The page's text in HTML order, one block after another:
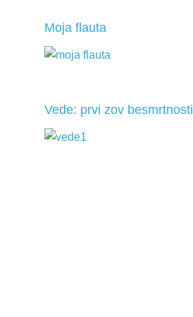
Moja flauta
Vede: prvi zov besmrtnosti